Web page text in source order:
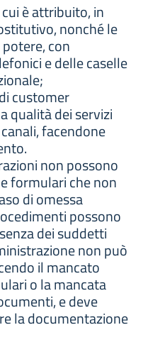
è attribuito, in
nonché le
con
e delle caselle
customer
qualità dei servizi
facendone
non possono
formulari che non
di omessa
possono
dei suddetti
non può
il mancato
o la mancata
e deve
la documentazione